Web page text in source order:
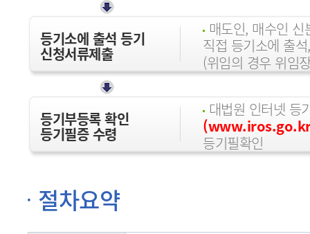
등기소에 출석 등기
신청서류제출
매도인, 매수인 신
직접 등기소에 출
(위임의 경우 위임
등기부등록 확인
등기필증 수령
대법원 인터넷 등
등기필확인
절차요약